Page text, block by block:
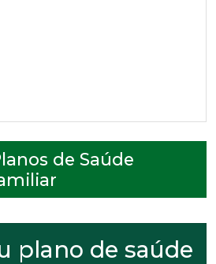
de Saúde
plano de saúde